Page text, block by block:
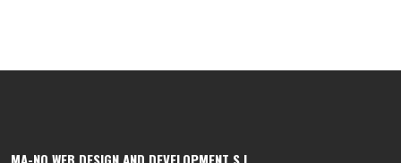
MA-NO WEB DESIGN AND DEVELOPMENT S.L.